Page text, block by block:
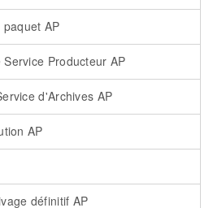
AP
Producteur AP
d'Archives AP
AP
définitif AP